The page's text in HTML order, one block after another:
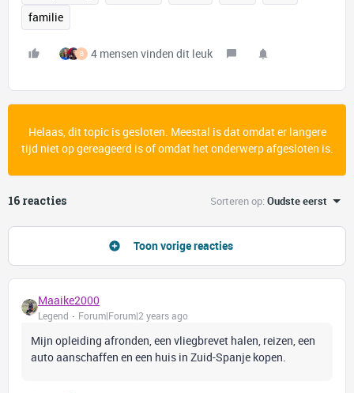
familie
B 4 mensen vinden dit leuk
Helaas, dit topic is gesloten. Meestal is dat omdat er langere
tijd niet op gereageerd is of omdat het onderwerp afgesloten is.
16 reacties Sorteren op:Oudste eerst
Toon vorige reacties
Maaike2000
Legend Forum|Forum|2 years ago
Mijn opleiding afronden, een vliegbrevet halen, reizen, een
auto aanschaffen en een huis in Zuid-Spanje kopen.